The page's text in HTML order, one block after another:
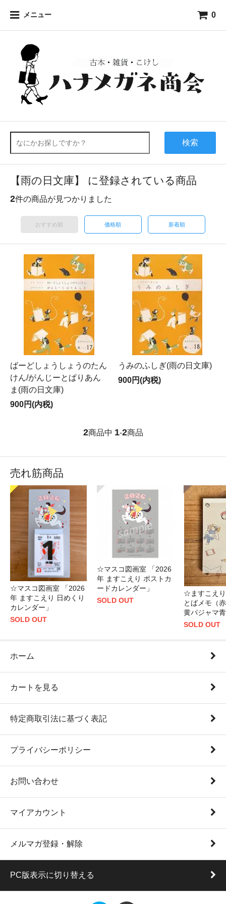
メニュー 0
検索
【雨の日文庫】 に登録されている商品
2件の商品が見つかりました
おすすめ順 価格順 新着順
ばーどしょうしょうのたん
けん/がんじーとぱりあん
ま(雨の日文庫)
900円(内税)
うみのふしぎ(雨の日文庫)
900円(内税)
2商品中 1-2商品
売れ筋商品
☆マスコ図画室 「2026
年 ますこえり 日めくり
カレンダー」
SOLD OUT
☆マスコ図画室 「2026
年 ますこえり ポストカ
ードカレンダー」
SOLD OUT
☆ますこえ
とばメモ（
黄パジャマ
SOLD OUT
ホーム
カートを見る
特定商取引法に基づく表記
プライバシーポリシー
お問い合わせ
マイアカウント
メルマガ登録・解除
PC版表示に切り替える